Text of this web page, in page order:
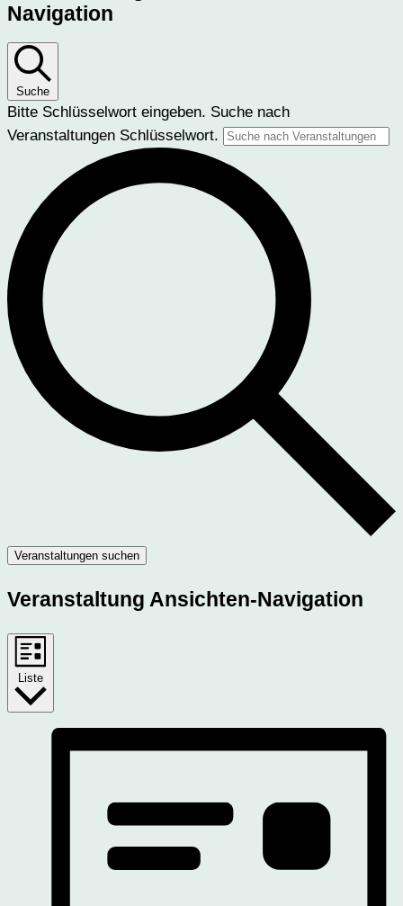
Navigation
Suche
Bitte Schlüsselwort eingeben. Suche nach
Veranstaltungen Schlüsselwort.
Veranstaltungen suchen
Veranstaltung Ansichten-Navigation
Liste